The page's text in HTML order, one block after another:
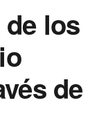
los
de